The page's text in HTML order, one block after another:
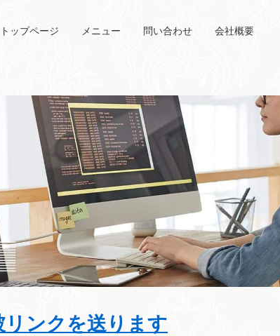
トップページ メニュー 問い合わせ 会社概要
リンクを送ります